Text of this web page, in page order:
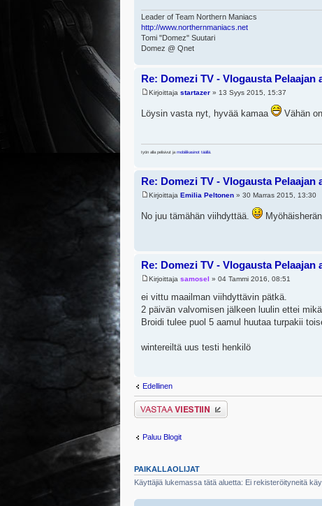
Leader of Team Northern Maniacs
http://www.northernmaniacs.net
Tomi "Domez" Suutari
Domez @ Qnet
Re: Domezi TV - Vlogausta Pelaajan
Kirjoittaja startazer » 13 Syys 2015, 15:37
Löysin vasta nyt, hyvää kamaa Vähän
työn alla pelisivut ja mobiilikasinot täällä.
Re: Domezi TV - Vlogausta Pelaajan
Kirjoittaja Emilia Peltonen » 30 Marras 2015, 13:30
No juu tämähän viihdyttää.
Re: Domezi TV - Vlogausta Pelaajan
Kirjoittaja samosel » 04 Tammi 2016, 08:51
ei vittu maailman viihdyttävin pätkä.
2 päivän valvomisen jälkeen luulin ettei
Broidi tulee puol 5 aamul huutaa turpakii
wintereiltä uus testi henkilö
Edellinen
Lähetä vastaus
Paluu Blogit
PAIKALLAOLIJAT
Käyttäjiä lukemassa tätä aluetta: Ei rekisteröityneitä